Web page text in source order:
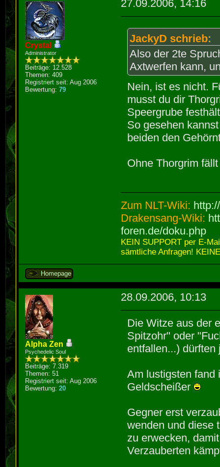
Crystal
Administrator
Beiträge: 12.528
Themen: 409
Registriert seit: Aug 2006
Bewertung:79
27.09.2006, 14:16
JackyD schrieb:
Also der 2te
Axtwerfen kann,
Nein, ist es nicht.
musst du dir
Speergrube
So gesehen
beiden den
Ohne Thorgrim
Zum NLT-Wiki:
Drakensang-Wiki:
foren.de/doku.php
KEIN SUPPORT per E-
sämtliche Anfragen!
Homepage
Alpha Zen
Psychedelic Soul
Beiträge: 7.319
Themen: 51
Registriert seit: Aug 2006
Bewertung:20
28.09.2006, 10:13
Die Witze aus der
Spitzohr" oder
entfallen...)
Am lustigsten fand
Geldscheißer
Gegner erst
wenden und diese
zu erwecken,
Verzauberten